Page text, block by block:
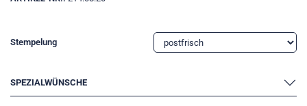
Stempelung
SPEZIALWÜNSCHE